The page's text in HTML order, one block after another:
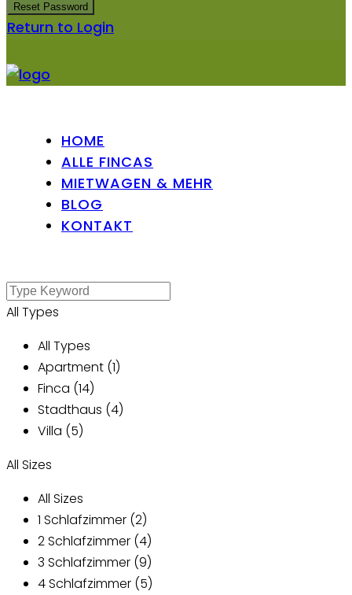
Reset Password
Return to Login
HOME
ALLE FINCAS
MIETWAGEN & MEHR
BLOG
KONTAKT
All Types
All Types
Apartment (1)
Finca (14)
Stadthaus (4)
Villa (5)
All Sizes
All Sizes
1 Schlafzimmer (2)
2 Schlafzimmer (4)
3 Schlafzimmer (9)
4 Schlafzimmer (5)